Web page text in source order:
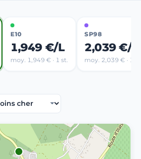
E10
1,949 €/L
moy. 1,949 € · 1 st.
SP98
2,039 €/L
moy. 2,039 € · 1